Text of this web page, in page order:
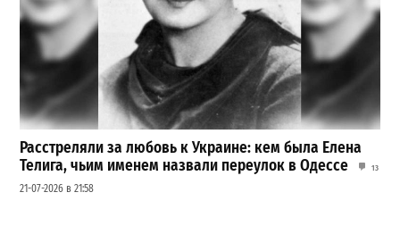
Расстреляли за любовь к Украине: кем была Елена
Телига, чьим именем назвали переулок в Одессе
13
21-07-2026 в 21:58